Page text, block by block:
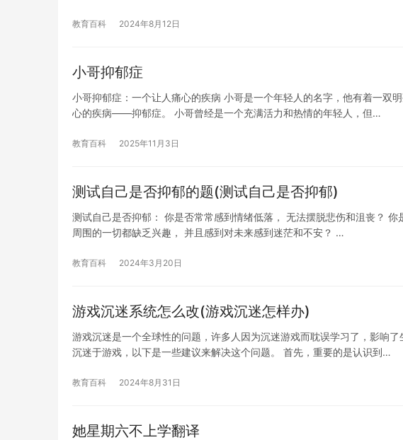
教育百科 2024年8月12日
小哥抑郁症
小哥抑郁症：一个让人痛心的疾病 小哥是一个年轻人的名字，他有着一双
心的疾病——抑郁症。 小哥曾经是一个充满活力和热情的年轻人，但…
教育百科 2025年11月3日
测试自己是否抑郁的题(测试自己是否抑郁)
测试自己是否抑郁： 你是否常常感到情绪低落， 无法摆脱悲伤和沮丧？
周围的一切都缺乏兴趣， 并且感到对未来感到迷茫和不安？ …
教育百科 2024年3月20日
游戏沉迷系统怎么改(游戏沉迷怎样办)
游戏沉迷是一个全球性的问题，许多人因为沉迷游戏而耽误学习了，影响
沉迷于游戏，以下是一些建议来解决这个问题。 首先，重要的是认识到…
教育百科 2024年8月31日
她星期六不上学翻译